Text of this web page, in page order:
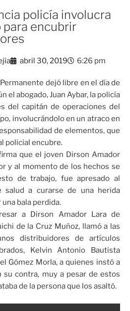
policía involucra
para encubrir
abril 30, 2019 6:26 pm
dejó libre en el día de
el abogado, Juan Aybar, la policía
del capitán de operaciones del
involucrándolo en un atraco en
de elementos, que
policial encubre.
que el joven Dirson Amador
y al momento de los hechos se
de trabajo, fue apresado al
a curarse de una herida
bala perdida.
a Dirson Amador Lara de
de la Cruz Muñoz, llamó a las
distribuidores de artículos
Kelvin Antonio Bautista
Gómez Morla, a quienes instó a
su contra, muy a pesar de estos
de la persona que los asaltó.